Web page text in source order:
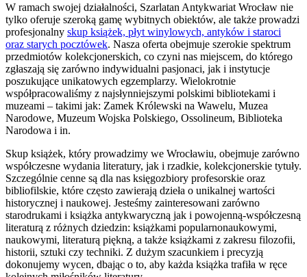
W ramach swojej działalności, Szarlatan Antykwariat Wrocław nie
tylko oferuje szeroką gamę wybitnych obiektów, ale także prowadzi
profesjonalny skup książek, płyt winylowych, antyków i staroci
oraz starych pocztówek. Nasza oferta obejmuje szerokie spektrum
przedmiotów kolekcjonerskich, co czyni nas miejscem, do którego
zgłaszają się zarówno indywidualni pasjonaci, jak i instytucje
poszukujące unikatowych egzemplarzy. Wielokrotnie
współpracowaliśmy z najsłynniejszymi polskimi bibliotekami i
muzeami – takimi jak: Zamek Królewski na Wawelu, Muzea
Narodowe, Muzeum Wojska Polskiego, Ossolineum, Biblioteka
Narodowa i in.
Skup książek, który prowadzimy we Wrocławiu, obejmuje zarówno
współczesne wydania literatury, jak i rzadkie, kolekcjonerskie tytuły.
Szczególnie cenne są dla nas księgozbiory profesorskie oraz
bibliofilskie, które często zawierają dzieła o unikalnej wartości
historycznej i naukowej. Jesteśmy zainteresowani zarówno
starodrukami i książka antykwaryczną jak i powojenną-współczesną
literaturą z różnych dziedzin: książkami popularnonaukowymi,
naukowymi, literaturą piękną, a także książkami z zakresu filozofii,
historii, sztuki czy techniki. Z dużym szacunkiem i precyzją
dokonujemy wycen, dbając o to, aby każda książka trafiła w ręce